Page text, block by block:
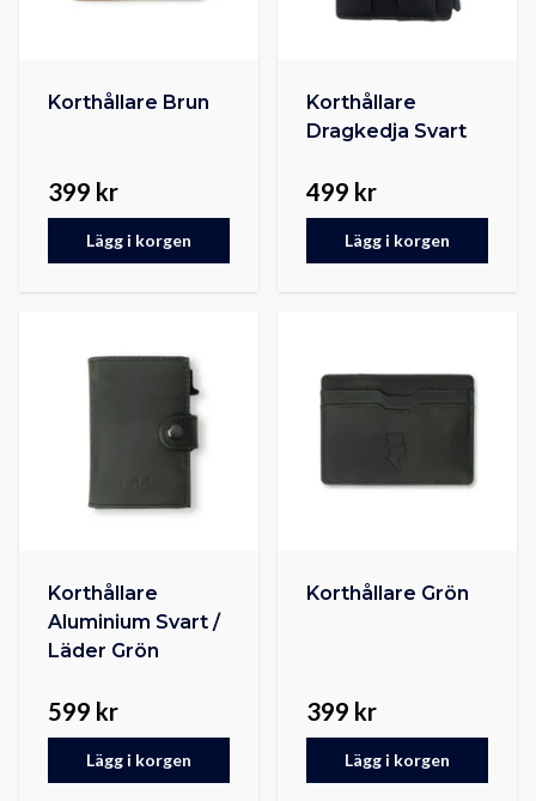
Korthållare Brun
399 kr
Lägg i korgen
Korthållare
Dragkedja Svart
499 kr
Lägg i korgen
Korthållare
Aluminium Svart /
Läder Grön
599 kr
Lägg i korgen
Korthållare Grön
399 kr
Lägg i korgen